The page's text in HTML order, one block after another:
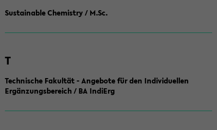
Sustainable Chemistry / M.Sc.
T
Technische Fakultät - Angebote für den Individuellen
Ergänzungsbereich / BA IndiErg